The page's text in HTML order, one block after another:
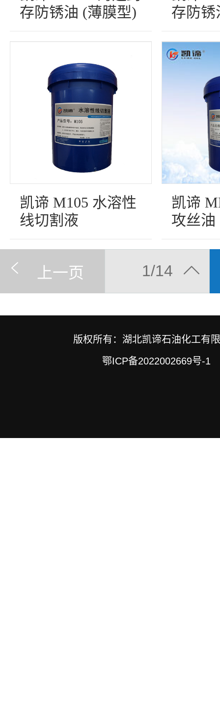
版权所有：湖北凯谛石油化工有
鄂ICP备2022002669号-1
存防锈油 (薄膜型)
存防锈
凯谛 M105 水溶性
线切割液
凯谛
攻丝油
上一页 1/14